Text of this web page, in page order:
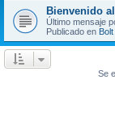
Bienvenido
Último mensaje
Publicado en
Se